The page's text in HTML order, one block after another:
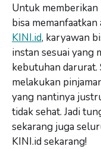
Untuk memberikan
bisa
KINI.id, karyawan
instan sesuai yang
kebutuhan
melakukan
yang nantinya
tidak sehat. Jadi
sekarang juga
KINI.id sekarang!